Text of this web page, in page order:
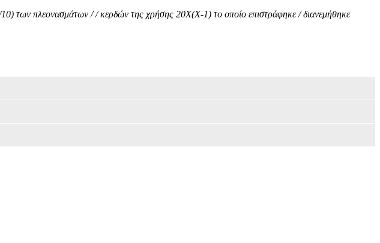
πλεονασμάτων / / κερδών της χρήσης 20Χ(Χ-1) το οποίο επιστράφηκε / διανεμήθηκε